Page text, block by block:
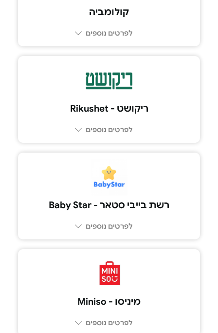
קולומביה
לפרטים נוספים
ריקושט - Rikushet
לפרטים נוספים
רשת בייבי סטאר - Baby Star
לפרטים נוספים
מיניסו - Miniso
לפרטים נוספים